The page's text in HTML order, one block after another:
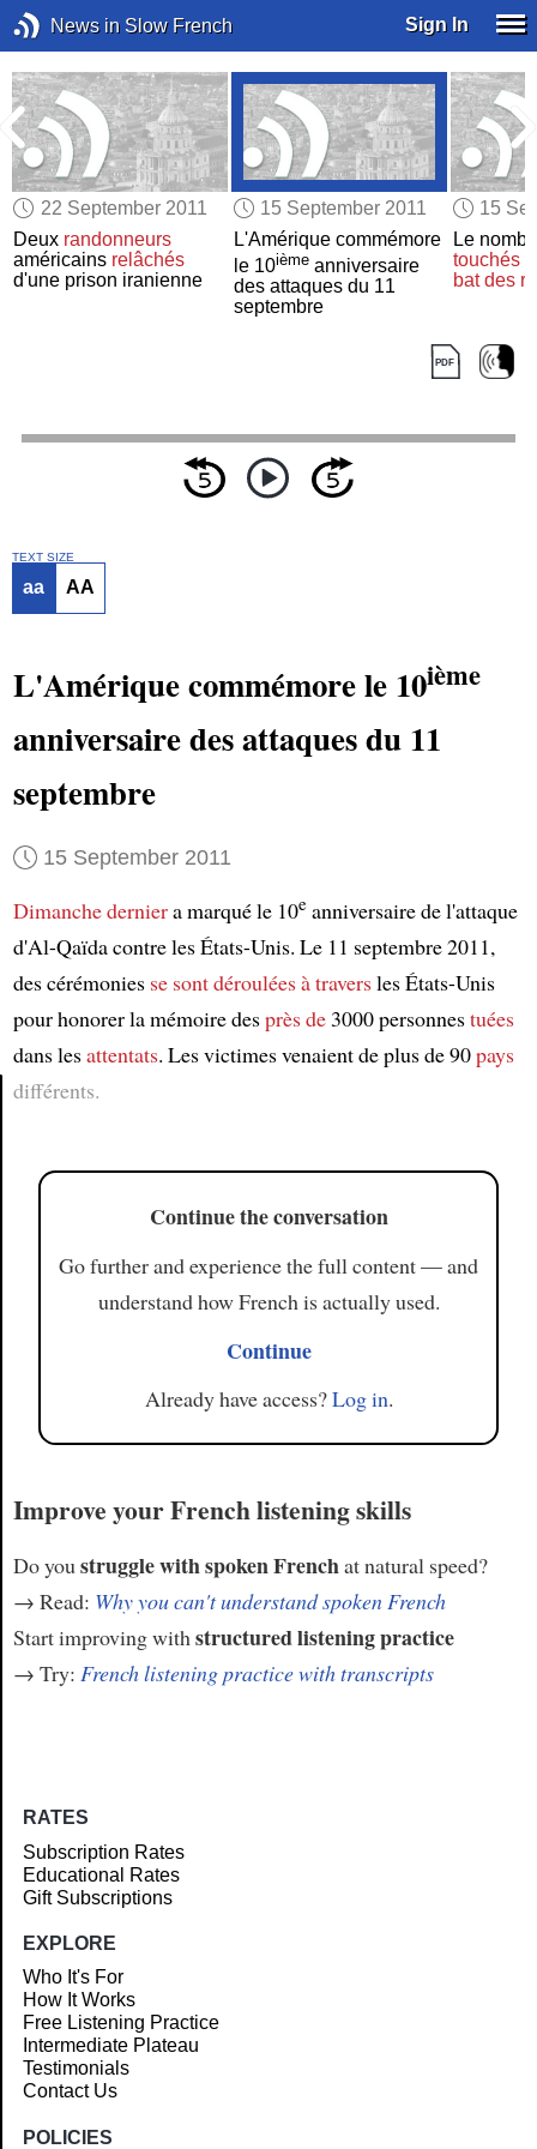
News in Slow French Sign In
22 September 2011
Deux randonneurs
américains relâchés
d'une prison iranienne
15 September 2011
L'Amérique commémore
le 10ièmeanniversaire
des attaques du 11
septembre
15
Le
touchés
bat des
TEXT SIZE
aa AA
L'Amérique commémore le 10ième
anniversaire des attaques du 11
septembre
15 September 2011
Dimanche derniera marqué le 10eanniversaire de l'attaque
d'Al-Qaïda contre les États-Unis. Le 11 septembre 2011,
des cérémonies se sont dérouléesà traversles États-Unis
pour honorer la mémoire desprès de3000 personnestuées
dans lesattentats. Les victimes venaient de plus de 90pays
différents.
Continue the conversation
Go further and experience the full content — and
understand how French is actually used.
Continue
Already have access?Log in.
Improve your French listening skills
Do you struggle with spoken Frenchat natural speed?
→ Read: Why you can't understand spoken French
Start improving with structured listening practice
→ Try: French listening practice with transcripts
RATES
Subscription Rates
Educational Rates
Gift Subscriptions
EXPLORE
Who It's For
How It Works
Free Listening Practice
Intermediate Plateau
Testimonials
Contact Us
POLICIES